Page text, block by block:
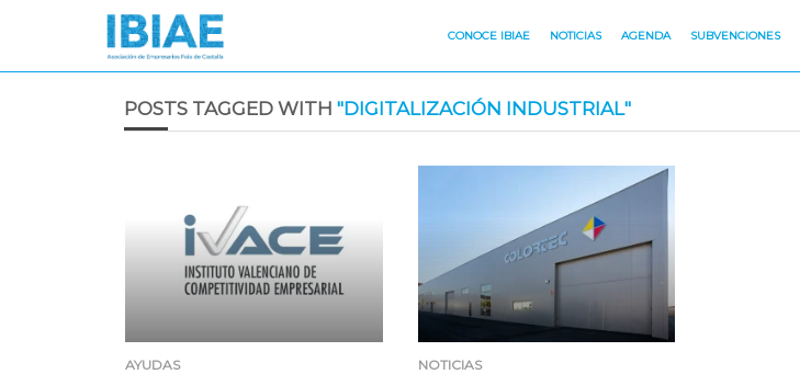
CONOCE IBIAE NOTICIAS AGENDA SUBVENCIONES
POSTS TAGGED WITH "DIGITALIZACIÓN INDUSTRIAL"
AYUDAS NOTICIAS